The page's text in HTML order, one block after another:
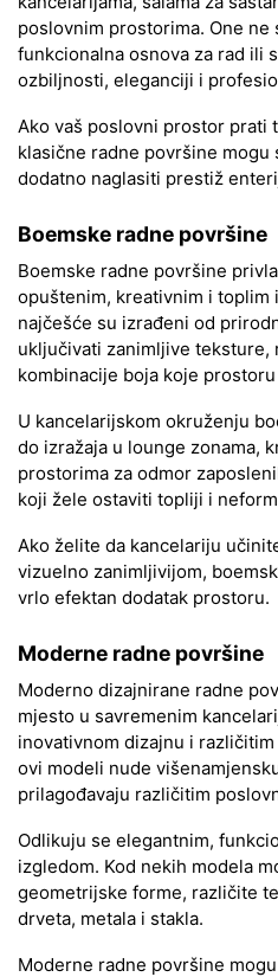
poslovnim prostorima. One ne
funkcionalna osnova za rad ili
ozbiljnosti, eleganciji i
Ako vaš poslovni prostor prati
klasične radne površine mogu
dodatno naglasiti prestiž
Boemske radne površine
Boemske radne površine
opuštenim, kreativnim i toplim
najčešće su izrađeni od
uključivati zanimljive teksture,
kombinacije boja koje
U kancelarijskom okruženju
do izražaja u lounge zonama,
prostorima za odmor
koji žele ostaviti topliji i
Ako želite da kancelariju
vizuelno zanimljivijom,
vrlo efektan dodatak prostoru.
Moderne radne površine
Moderno dizajnirane radne
mjesto u savremenim
inovativnom dizajnu i
ovi modeli nude
prilagođavaju različitim
Odlikuju se elegantnim,
izgledom. Kod nekih modela
geometrijske forme, različite
drveta, metala i stakla.
Moderne radne površine